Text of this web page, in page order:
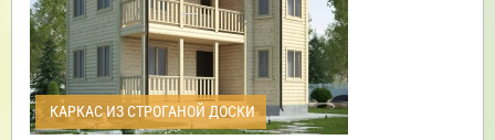
КАРКАС ИЗ СТРОГАНОЙ ДОСКИ